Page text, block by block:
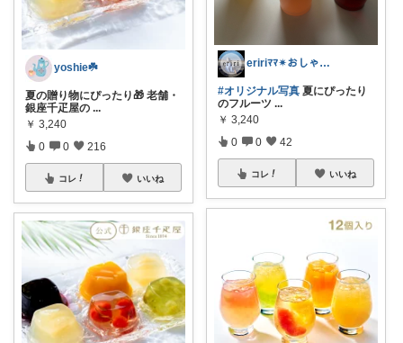
yoshie☘️
夏の贈り物にぴったり🎁 老舗・
銀座千疋屋の ...
￥ 3,240
0 0 216
コレ いいね
eririﾏﾏ✴︎おしゃれ雑貨×子供×服
#オリジナル写真 夏にぴったり
のフルーツ ...
￥ 3,240
0 0 42
コレ いいね